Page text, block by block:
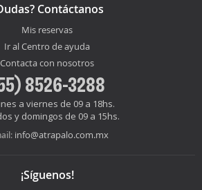
Contáctanos
Mis reservas
Ir al Centro de ayuda
Contacta con nosotros
8526-3288
a viernes de 09 a 18hs.
y domingos de 09 a 15hs.
info@atrapalo.com.mx
¡Síguenos!